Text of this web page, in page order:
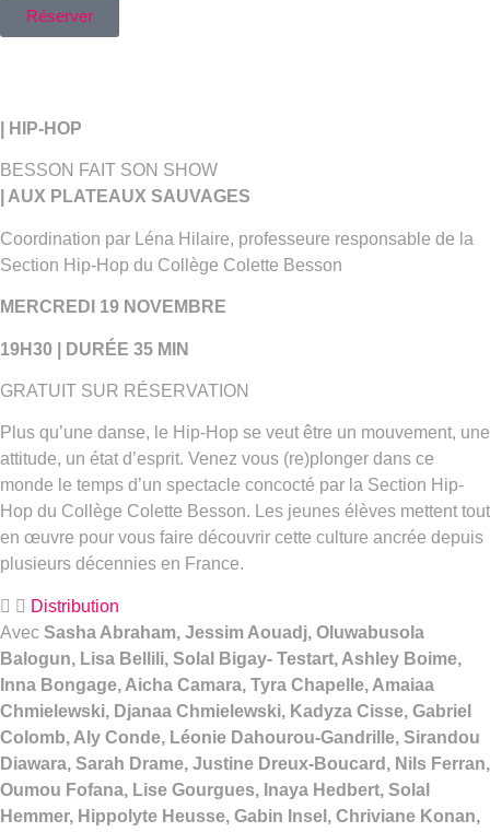
Réserver
| HIP-HOP
BESSON FAIT SON SHOW
| AUX PLATEAUX SAUVAGES
Coordination par Léna Hilaire, professeure responsable de la
Section Hip-Hop du Collège Colette Besson
MERCREDI 19 NOVEMBRE
19H30 | DURÉE 35 MIN
GRATUIT SUR RÉSERVATION
Plus qu’une danse, le Hip-Hop se veut être un mouvement, une
attitude, un état d’esprit. Venez vous (re)plonger dans ce
monde le temps d’un spectacle concocté par la Section Hip-
Hop du Collège Colette Besson. Les jeunes élèves mettent tout
en œuvre pour vous faire découvrir cette culture ancrée depuis
plusieurs décennies en France.
Distribution
Avec Sasha Abraham, Jessim Aouadj, Oluwabusola
Balogun, Lisa Bellili, Solal Bigay- Testart, Ashley Boime,
Inna Bongage, Aicha Camara, Tyra Chapelle, Amaiaa
Chmielewski, Djanaa Chmielewski, Kadyza Cisse, Gabriel
Colomb, Aly Conde, Léonie Dahourou-Gandrille, Sirandou
Diawara, Sarah Drame, Justine Dreux-Boucard, Nils Ferran,
Oumou Fofana, Lise Gourgues, Inaya Hedbert, Solal
Hemmer, Hippolyte Heusse, Gabin Insel, Chriviane Konan,